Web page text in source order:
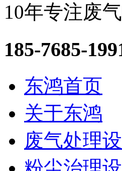
10年专注废
185-7685-
东鸿首页
关于东鸿
废气处理